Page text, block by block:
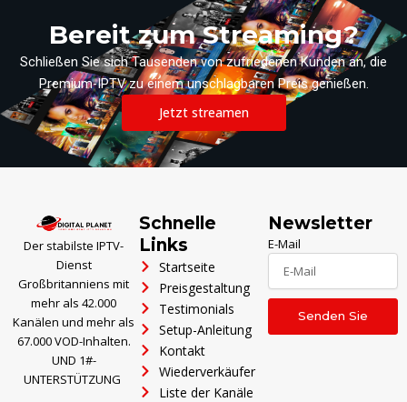
Bereit zum Streaming?
Schließen Sie sich Tausenden von zufriedenen Kunden an, die
Premium-IPTV zu einem unschlagbaren Preis genießen.
Jetzt streamen
Der stabilste IPTV-
Dienst
Großbritanniens mit
mehr als 42.000
Kanälen und mehr als
67.000 VOD-Inhalten.
UND 1#-
UNTERSTÜTZUNG
Schnelle
Links
Startseite
Preisgestaltung
Testimonials
Setup-Anleitung
Kontakt
Wiederverkäufer
Liste der Kanäle
Newsletter
E-Mail
Senden Sie